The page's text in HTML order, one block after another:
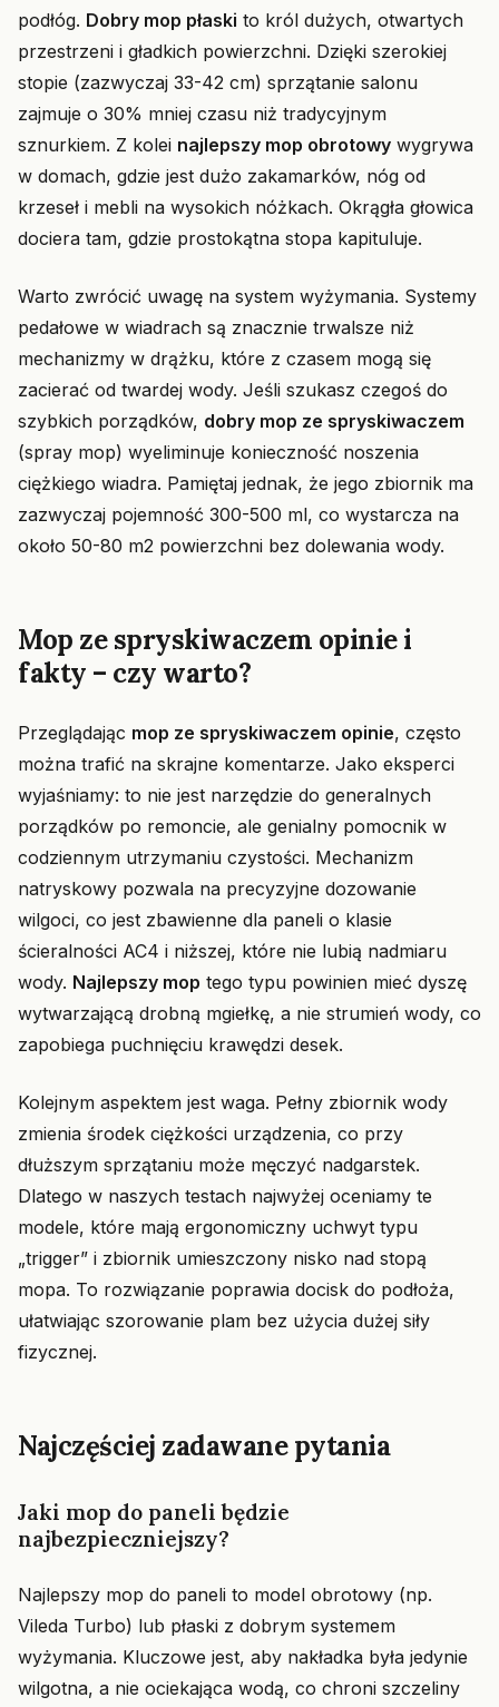
podłóg. Dobry mop płaski to król dużych, otwartych
przestrzeni i gładkich powierzchni. Dzięki szerokiej
stopie (zazwyczaj 33-42 cm) sprzątanie salonu
zajmuje o 30% mniej czasu niż tradycyjnym
sznurkiem. Z kolei najlepszy mop obrotowy wygrywa
w domach, gdzie jest dużo zakamarków, nóg od
krzeseł i mebli na wysokich nóżkach. Okrągła głowica
dociera tam, gdzie prostokątna stopa kapituluje.
Warto zwrócić uwagę na system wyżymania. Systemy
pedałowe w wiadrach są znacznie trwalsze niż
mechanizmy w drążku, które z czasem mogą się
zacierać od twardej wody. Jeśli szukasz czegoś do
szybkich porządków, dobry mop ze spryskiwaczem
(spray mop) wyeliminuje konieczność noszenia
ciężkiego wiadra. Pamiętaj jednak, że jego zbiornik ma
zazwyczaj pojemność 300-500 ml, co wystarcza na
około 50-80 m2 powierzchni bez dolewania wody.
Mop ze spryskiwaczem opinie i
fakty – czy warto?
Przeglądając mop ze spryskiwaczem opinie, często
można trafić na skrajne komentarze. Jako eksperci
wyjaśniamy: to nie jest narzędzie do generalnych
porządków po remoncie, ale genialny pomocnik w
codziennym utrzymaniu czystości. Mechanizm
natryskowy pozwala na precyzyjne dozowanie
wilgoci, co jest zbawienne dla paneli o klasie
ścieralności AC4 i niższej, które nie lubią nadmiaru
wody. Najlepszy mop tego typu powinien mieć dyszę
wytwarzającą drobną mgiełkę, a nie strumień wody, co
zapobiega puchnięciu krawędzi desek.
Kolejnym aspektem jest waga. Pełny zbiornik wody
zmienia środek ciężkości urządzenia, co przy
dłuższym sprzątaniu może męczyć nadgarstek.
Dlatego w naszych testach najwyżej oceniamy te
modele, które mają ergonomiczny uchwyt typu
„trigger” i zbiornik umieszczony nisko nad stopą
mopa. To rozwiązanie poprawia docisk do podłoża,
ułatwiając szorowanie plam bez użycia dużej siły
fizycznej.
Najczęściej zadawane pytania
Jaki mop do paneli będzie
najbezpieczniejszy?
Najlepszy mop do paneli to model obrotowy (np.
Vileda Turbo) lub płaski z dobrym systemem
wyżymania. Kluczowe jest, aby nakładka była jedynie
wilgotna, a nie ociekająca wodą, co chroni szczeliny